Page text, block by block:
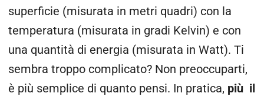
superficie (misurata in metri quadri) con la
temperatura (misurata in gradi Kelvin) e con
una quantità di energia (misurata in Watt). Ti
sembra troppo complicato? Non preoccuparti,
è più semplice di quanto pensi. In pratica, più il